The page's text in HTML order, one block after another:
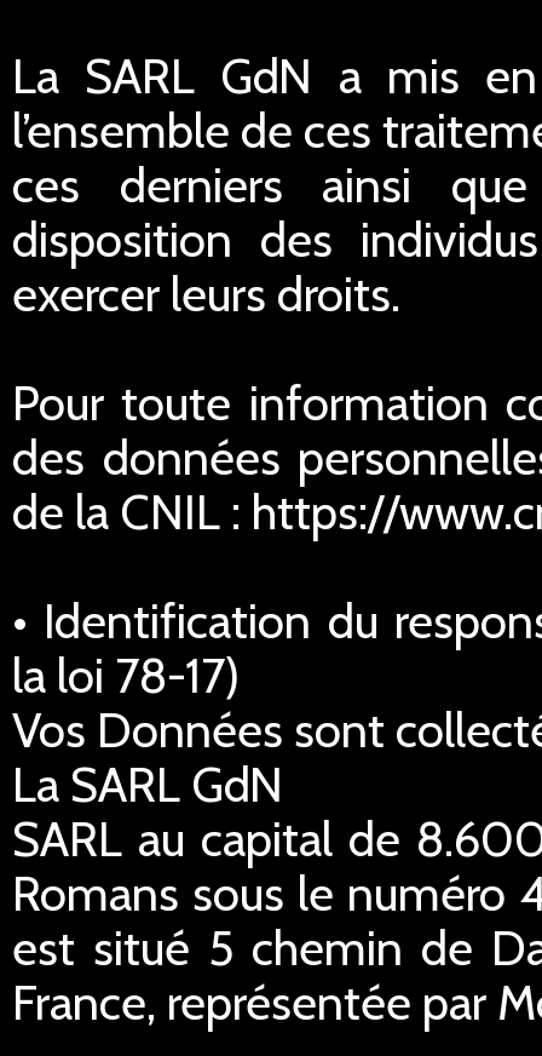
La SARL GdN a mis
l’ensemble de ces
ces derniers ainsi
disposition des
exercer leurs droits.
Pour toute information
des données
de la CNIL : https://
• Identification du
la loi 78-17)
Vos Données sont
La SARL GdN
SARL au capital de
Romans sous le numéro
est situé 5 chemin de
France, représentée par